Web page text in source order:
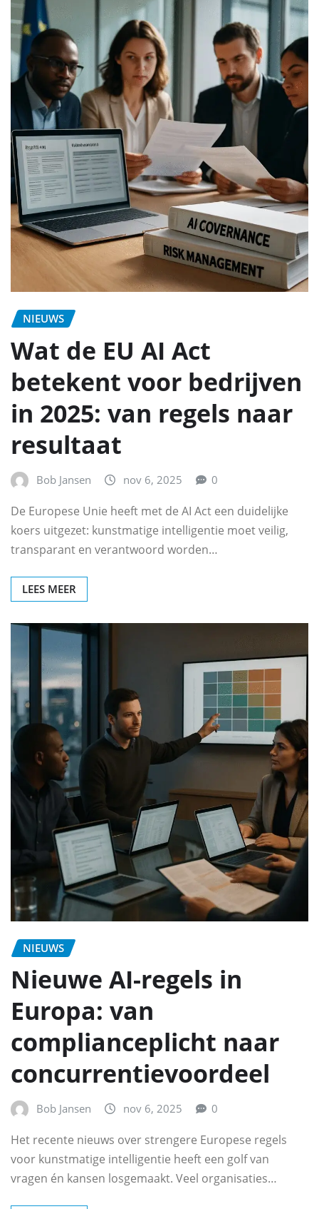
NIEUWS
Wat de EU AI Act
betekent voor bedrijven
in 2025: van regels naar
resultaat
Bob Jansen nov 6, 2025 0
De Europese Unie heeft met de AI Act een duidelijke
koers uitgezet: kunstmatige intelligentie moet veilig,
transparant en verantwoord worden…
LEES MEER
NIEUWS
Nieuwe AI-regels in
Europa: van
complianceplicht naar
concurrentievoordeel
Bob Jansen nov 6, 2025 0
Het recente nieuws over strengere Europese regels
voor kunstmatige intelligentie heeft een golf van
vragen én kansen losgemaakt. Veel organisaties…